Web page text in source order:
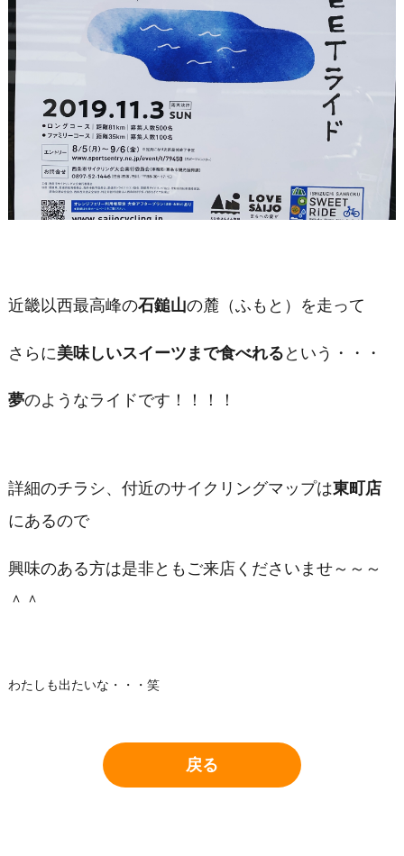
近畿以西最高峰の石鎚山の麓（ふもと）を走って
さらに美味しいスイーツまで食べれる という・・・
夢のようなライドです！！！！
詳細のチラシ、付近のサイクリングマップは東町店
にあるので
興味のある方は是非ともご来店くださいませ～～～
＾＾
わたしも出たいな・・・笑
戻る